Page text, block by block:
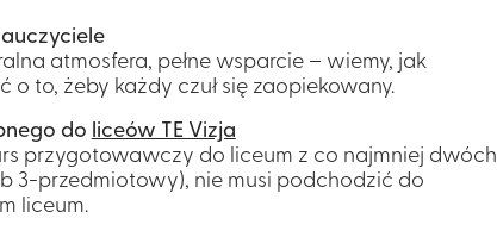
atmosfera, pełne wsparcie – wiemy, jak
o to, żeby każdy czuł się zaopiekowany.
do liceów TE Vizja
przygotowawczy do liceum z co najmniej dwóch
3-przedmiotowy), nie musi podchodzić do
liceum.